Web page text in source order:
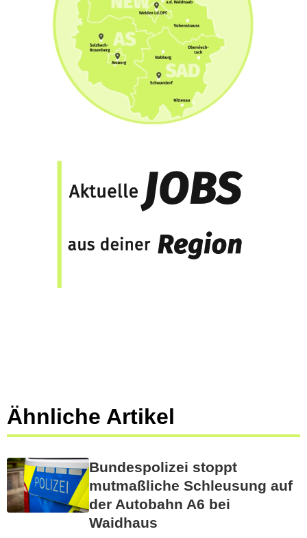
Ähnliche Artikel
Bundespolizei stoppt
mutmaßliche Schleusung auf
der Autobahn A6 bei
Waidhaus